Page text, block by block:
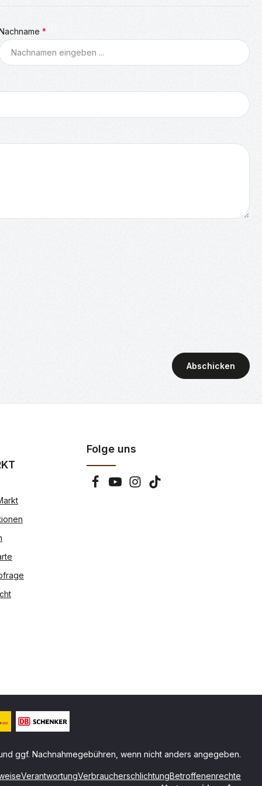
*
Abschicken
Folge uns
ggf. Nachnahmegebühren, wenn nicht anders angegeben.
VerantwortungVerbraucherschlichtungBetroffenenrechte